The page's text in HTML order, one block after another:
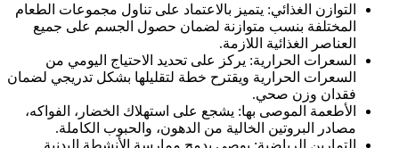
التوازن الغذائي: يتميز بالاعتماد على تناول مجموعات الطعام
المختلفة بنسب متوازنة لضمان حصول الجسم على جميع
العناصر الغذائية اللازمة.
السعرات الحرارية: يركز على تحديد الاحتياج اليومي من
السعرات الحرارية ويقترح خطة لتقليلها بشكل تدريجي لضمان
فقدان وزن صحي.
الأطعمة الموصى بها: يشجع على استهلاك الخضار، الفواكه،
مصادر البروتين الخالية من الدهون، والحبوب الكاملة.
التمارين الرياضية: يوصي بدمج ممارسة الأنشطة البدنية